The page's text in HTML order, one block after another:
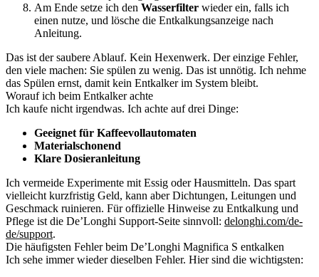
Am Ende setze ich den Wasserfilter wieder ein, falls ich
einen nutze, und lösche die Entkalkungsanzeige nach
Anleitung.
Das ist der saubere Ablauf. Kein Hexenwerk. Der einzige Fehler,
den viele machen: Sie spülen zu wenig. Das ist unnötig. Ich nehme
das Spülen ernst, damit kein Entkalker im System bleibt.
Worauf ich beim Entkalker achte
Ich kaufe nicht irgendwas. Ich achte auf drei Dinge:
Geeignet für Kaffeevollautomaten
Materialschonend
Klare Dosieranleitung
Ich vermeide Experimente mit Essig oder Hausmitteln. Das spart
vielleicht kurzfristig Geld, kann aber Dichtungen, Leitungen und
Geschmack ruinieren. Für offizielle Hinweise zu Entkalkung und
Pflege ist die De’Longhi Support-Seite sinnvoll: delonghi.com/de-
de/support.
Die häufigsten Fehler beim De’Longhi Magnifica S entkalken
Ich sehe immer wieder dieselben Fehler. Hier sind die wichtigsten: